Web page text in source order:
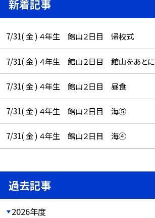
新着記事
7/31( 金 ) ４年生 館山２日目 帰校式
7/31( 金 ) ４年生 館山２日目 館山をあとに
7/31( 金 ) ４年生 館山２日目 昼食
7/31( 金 ) ４年生 館山２日目 海⑤
7/31( 金 ) ４年生 館山２日目 海④
過去記事
2026年度